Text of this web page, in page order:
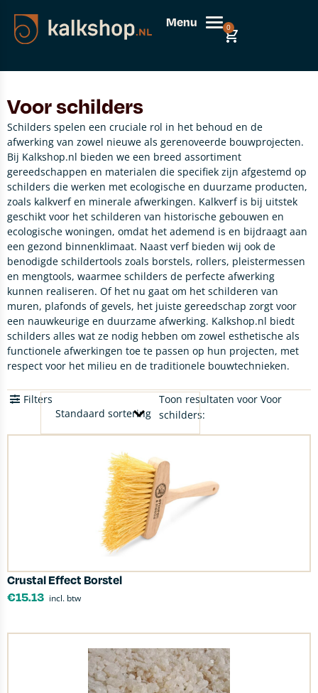
Menu 0
Voor schilders
Schilders spelen een cruciale rol in het behoud en de
afwerking van zowel nieuwe als gerenoveerde bouwprojecten.
Bij Kalkshop.nl bieden we een breed assortiment
gereedschappen en materialen die specifiek zijn afgestemd op
schilders die werken met ecologische en duurzame producten,
zoals kalkverf en minerale afwerkingen. Kalkverf is bij uitstek
geschikt voor het schilderen van historische gebouwen en
ecologische woningen, omdat het ademend is en bijdraagt aan
een gezond binnenklimaat. Naast verf bieden wij ook de
benodigde schildertools zoals borstels, rollers, pleistermessen
en mengtools, waarmee schilders de perfecte afwerking
kunnen realiseren. Of het nu gaat om het schilderen van
muren, plafonds of gevels, het juiste gereedschap zorgt voor
een nauwkeurige en duurzame afwerking. Kalkshop.nl biedt
schilders alles wat ze nodig hebben om zowel esthetische als
functionele afwerkingen toe te passen op hun projecten, met
respect voor het milieu en de traditionele bouwtechnieken.
Toon resultaten voor Voor
schilders:
Filters
Crustal Effect Borstel
€15.13 incl. btw